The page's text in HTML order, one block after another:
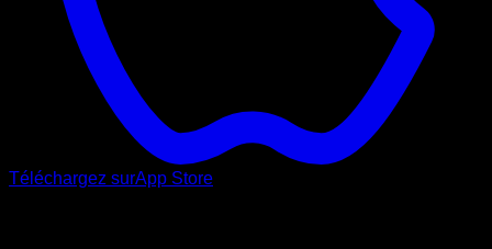
Téléchargez surApp Store